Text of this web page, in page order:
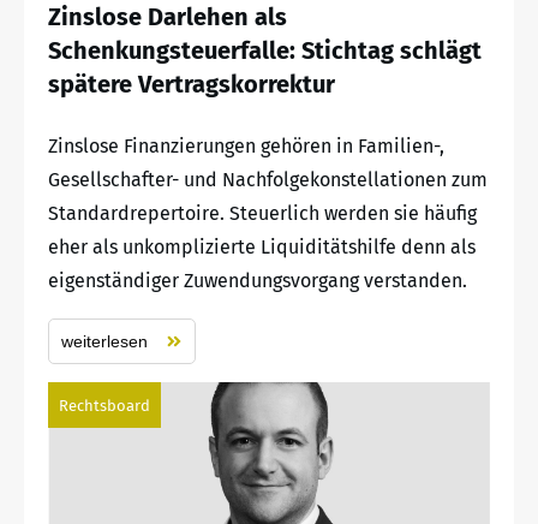
Zinslose Darlehen als
Schenkungsteuerfalle: Stichtag schlägt
spätere Vertragskorrektur
Zinslose Finanzierungen gehören in Familien-,
Gesellschafter- und Nachfolgekonstellationen zum
Standardrepertoire. Steuerlich werden sie häufig
eher als unkomplizierte Liquiditätshilfe denn als
eigenständiger Zuwendungsvorgang verstanden.
weiterlesen
Rechtsboard